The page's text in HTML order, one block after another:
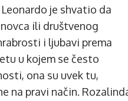
je shvatio da
ili društvenog
i ljubavi prema
u kojem se često
ona su uvek tu,
na pravi način.